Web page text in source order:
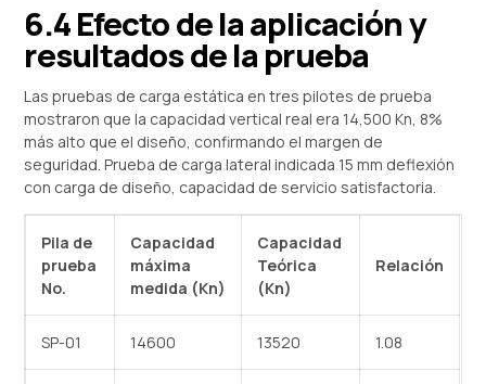
6.4 Efecto de la aplicación y
resultados de la prueba
Las pruebas de carga estática en tres pilotes de prueba
mostraron que la capacidad vertical real era 14,500 Kn, 8%
más alto que el diseño, confirmando el margen de
seguridad. Prueba de carga lateral indicada 15 mm deflexión
con carga de diseño, capacidad de servicio satisfactoria.
Pila de
prueba
No.
Capacidad
máxima
medida (Kn)
Capacidad
Teórica
(Kn)
Relación
SP-01 14600 13520 1.08